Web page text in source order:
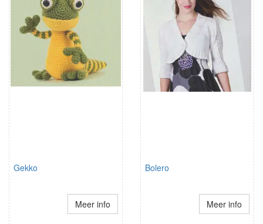
Gekko
Meer info
Bolero
Meer info